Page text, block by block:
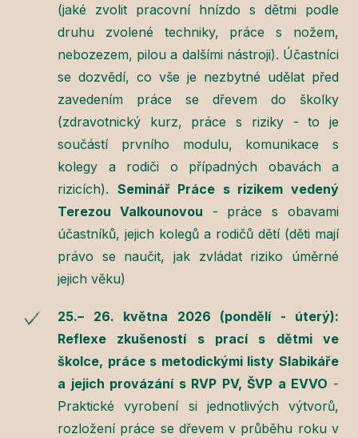
(jaké zvolit pracovní hnízdo s dětmi podle
druhu zvolené techniky, práce s nožem,
nebozezem, pilou a dalšími nástroji). Účastníci
se dozvědí, co vše je nezbytné udělat před
zavedením práce se dřevem do školky
(zdravotnický kurz, práce s riziky - to je
součástí prvního modulu, komunikace s
kolegy a rodiči o případných obavách a
rizicích). Seminář Práce s rizikem vedený
Terezou Valkounovou - práce s obavami
účastníků, jejich kolegů a rodičů dětí (děti mají
právo se naučit, jak zvládat riziko úměrné
jejich věku)
25.– 26. května 2026 (pondělí - úterý):
Reflexe zkušeností s prací s dětmi ve
školce, práce s metodickými listy Slabikáře
a jejich provázání s RVP PV, ŠVP a EVVO -
Praktické vyrobení si jednotlivých výtvorů,
rozložení práce se dřevem v průběhu roku v